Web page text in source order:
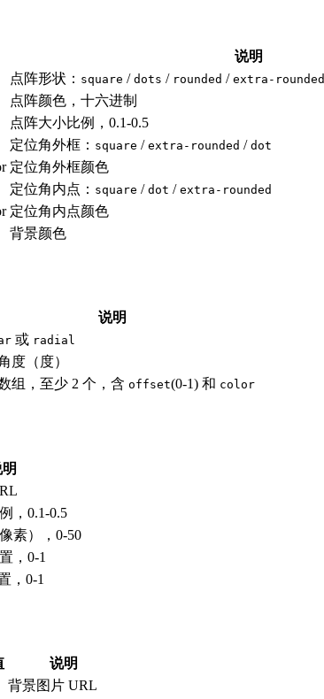
说明
点阵形状： square / dots / rounded / extra-rounded
点阵颜色，十六进制
点阵大小比例，0.1-0.5
定位角外框： square / extra-rounded / dot
定位角外框颜色
定位角内点： square / dot / extra-rounded
定位角内点颜色
背景颜色
说明
或 radial
度（度）
组，至少 2 个，含 offset(0-1) 和 color
，0.1-0.5
素），0-50
，0-1
，0-1
说明
背景图片 URL